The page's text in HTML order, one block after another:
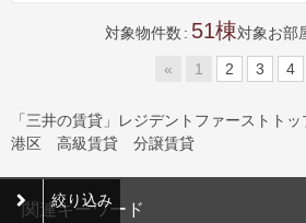
対象物件数 51 対象お部
« 1 2 3 4
「三井の賃貸」レジデントファーストトッ
港区 高級賃貸 分譲賃貸
関連キーワード
絞り込み